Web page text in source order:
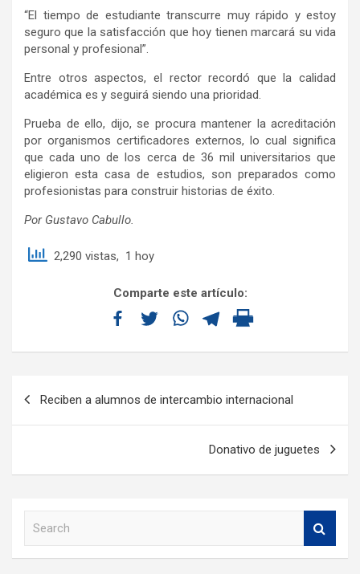
“El tiempo de estudiante transcurre muy rápido y estoy
seguro que la satisfacción que hoy tienen marcará su vida
personal y profesional”.
Entre otros aspectos, el rector recordó que la calidad
académica es y seguirá siendo una prioridad.
Prueba de ello, dijo, se procura mantener la acreditación
por organismos certificadores externos, lo cual significa
que cada uno de los cerca de 36 mil universitarios que
eligieron esta casa de estudios, son preparados como
profesionistas para construir historias de éxito.
Por Gustavo Cabullo.
2,290 vistas, 1 hoy
Comparte este artículo:
Reciben a alumnos de intercambio internacional
Donativo de juguetes